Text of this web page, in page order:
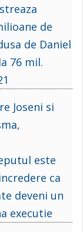
de
de Daniel
76 mil.
Joseni si
este
ca
deveni un
executie